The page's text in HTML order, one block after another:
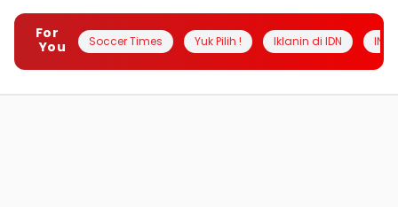
For
You
Soccer Times Yuk Pilih ! Iklanin di IDN